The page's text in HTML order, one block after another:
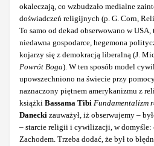
okaleczają, co wzbudzało medialne
doświadczeń religijnych (p. G. Corn,
To samo od dekad obserwowano w
niedawna gospodarce, hegemona
kojarzy się z demokracją liberalną (J.
Powrót Boga). W ten sposób model
upowszechniono na świecie przy
naznaczony piętnem amerykanizmu z
książki Bassama Tibi Fundamentalizm
Danecki zauważył, iż obserwujemy –
– starcie religii i cywilizacji, w
Zachodem. Trzeba dodać, że był to